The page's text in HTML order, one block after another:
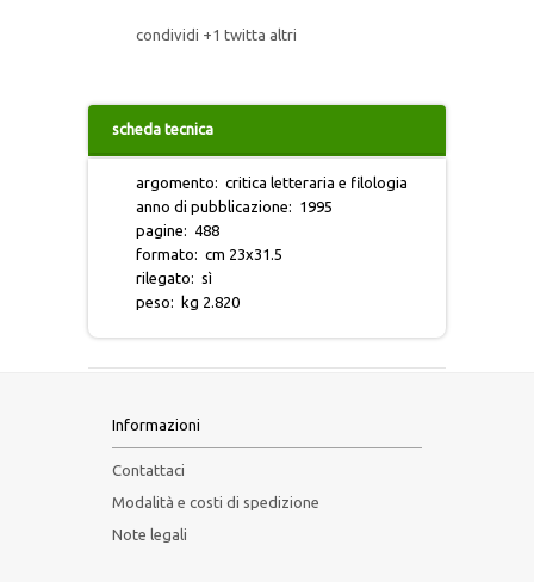
NECROPOLI DELLA SICILIA ANTICA
PENSIERO POLITICO
RICERCA PAPIROLOGICA
TEATRO SICILIANO
condividi +1 twitta altri
scheda tecnica
argomento: critica letteraria e filologia
anno di pubblicazione: 1995
pagine: 488
formato: cm 23x31.5
rilegato: sì
peso: kg 2.820
Informazioni
Contattaci
Modalità e costi di spedizione
Note legali